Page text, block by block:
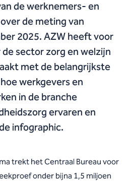
de werknemers- en
de meting van
2025. AZW heeft voor
sector zorg en welzijn
met de belangrijkste
werkgevers en
in de branche
ervaren en
infographic.
trekt het Centraal Bureau voor
onder bijna 1,5 miljoen